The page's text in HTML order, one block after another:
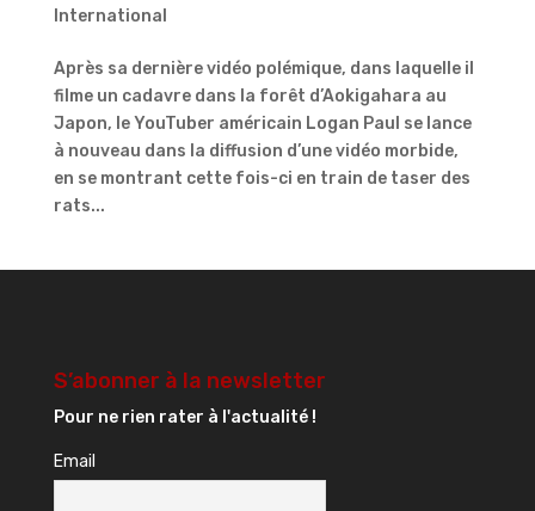
International
Après sa dernière vidéo polémique, dans laquelle il
filme un cadavre dans la forêt d’Aokigahara au
Japon, le YouTuber américain Logan Paul se lance
à nouveau dans la diffusion d’une vidéo morbide,
en se montrant cette fois-ci en train de taser des
rats...
S’abonner à la newsletter
Pour ne rien rater à l'actualité !
Email